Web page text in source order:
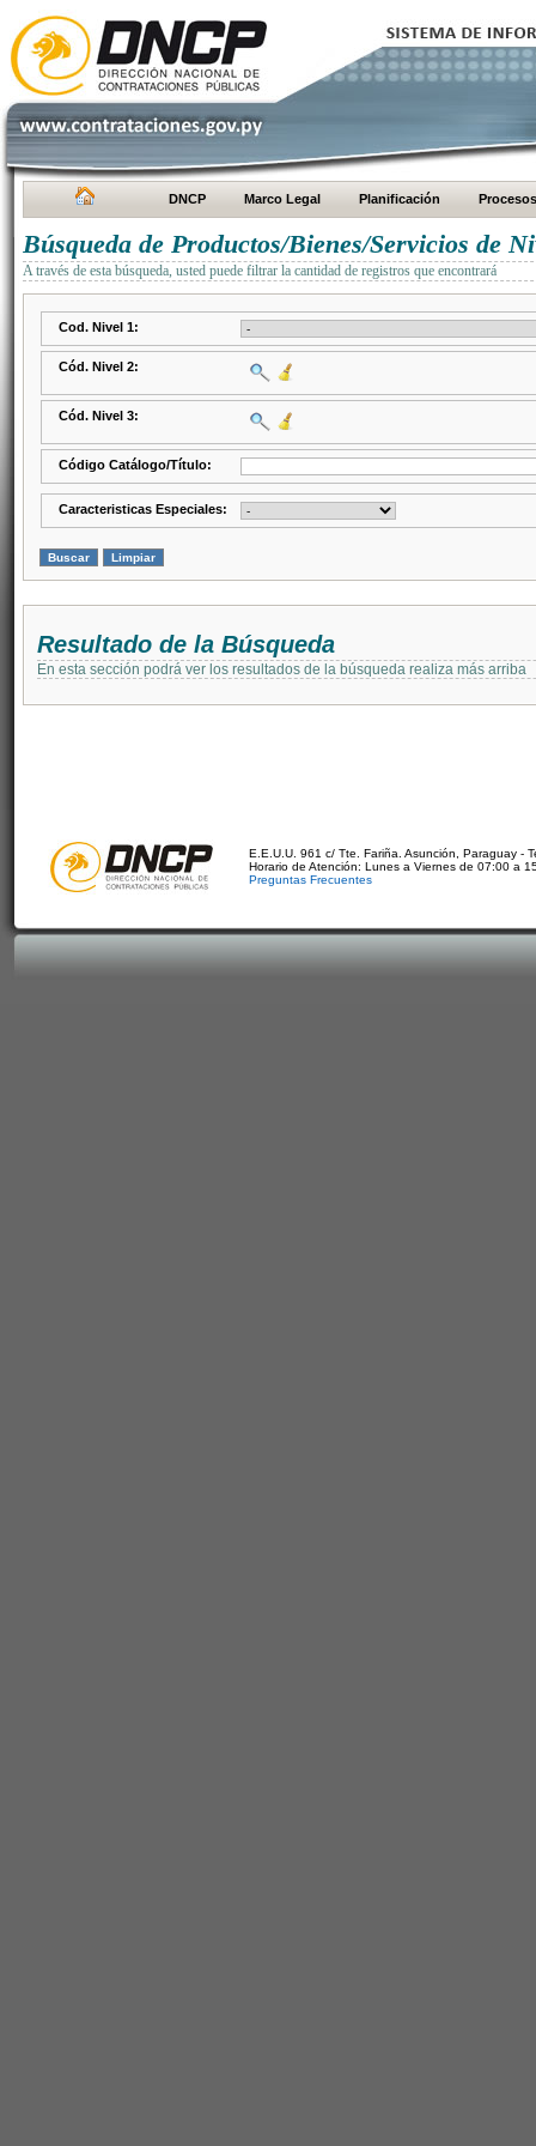
DNCP Marco Legal Planificación Procesos
Búsqueda de Productos/Bienes/Servicios de
A través de esta búsqueda, usted puede filtrar la cantidad de registros que encontrará
Cod. Nivel 1:
Cód. Nivel 2:
Cód. Nivel 3:
Código Catálogo/Título:
Caracteristicas Especiales:
Resultado de la Búsqueda
En esta sección podrá ver los resultados de la búsqueda realiza más arriba
E.E.U.U. 961 c/ Tte. Fariña. Asunción, Paraguay -
Horario de Atención: Lunes a Viernes de 07:00 a
Preguntas Frecuentes